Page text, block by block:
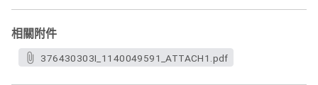
相關附件
376430303I_1140049591_ATTACH1.pdf